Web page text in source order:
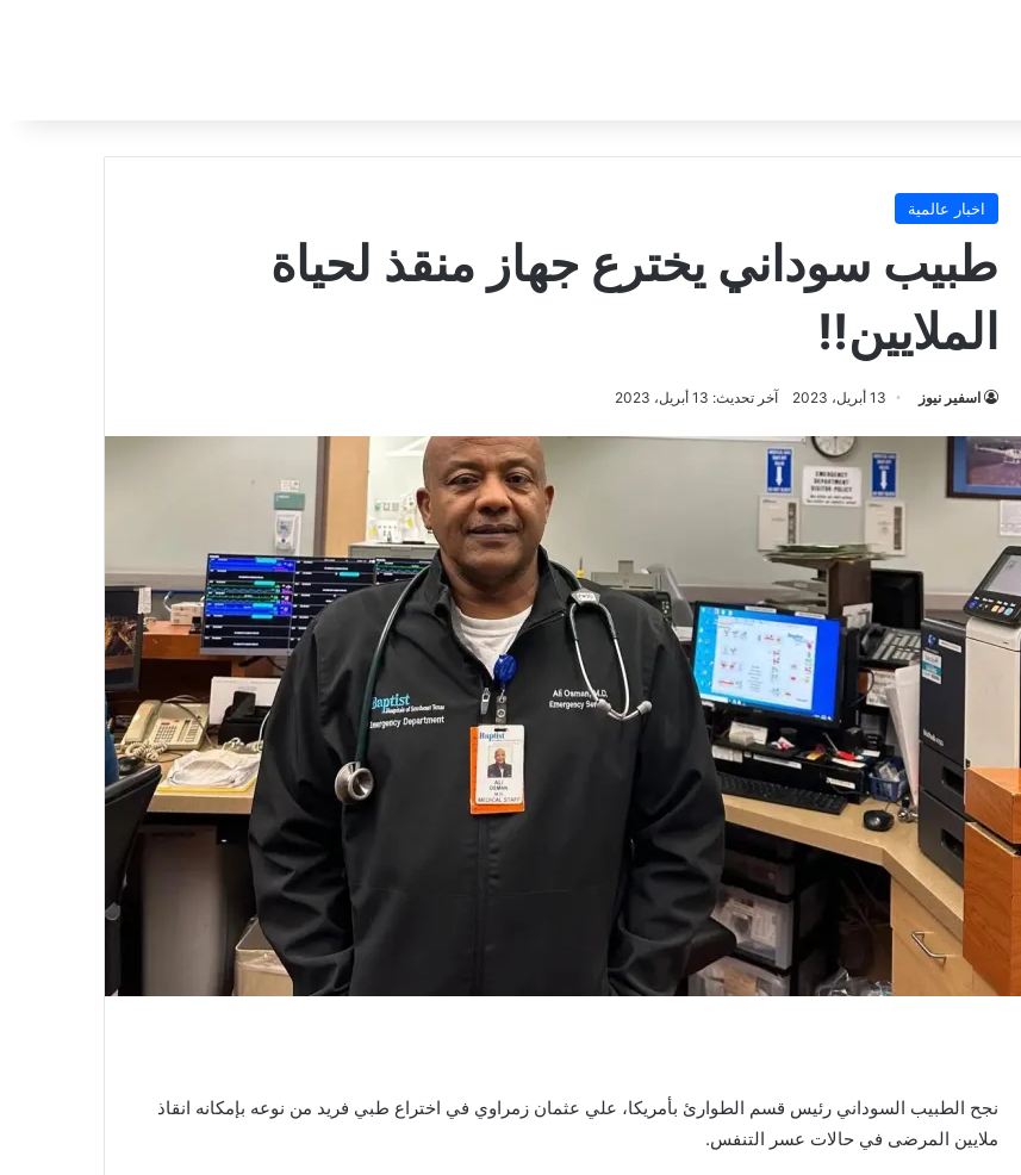
اخبار عالمية
طبيب سوداني يخترع جهاز منقذ لحياة
الملايين!!
اسفير نيوز 13 أبريل، 2023 آخر تحديث: 13 أبريل، 2023
نجح الطبيب السوداني رئيس قسم الطوارئ بأمريكا، علي عثمان زمراوي في اختراع طبي فريد من نوعه بإمكانه انقاذ
ملايين المرضى في حالات عسر التنفس.